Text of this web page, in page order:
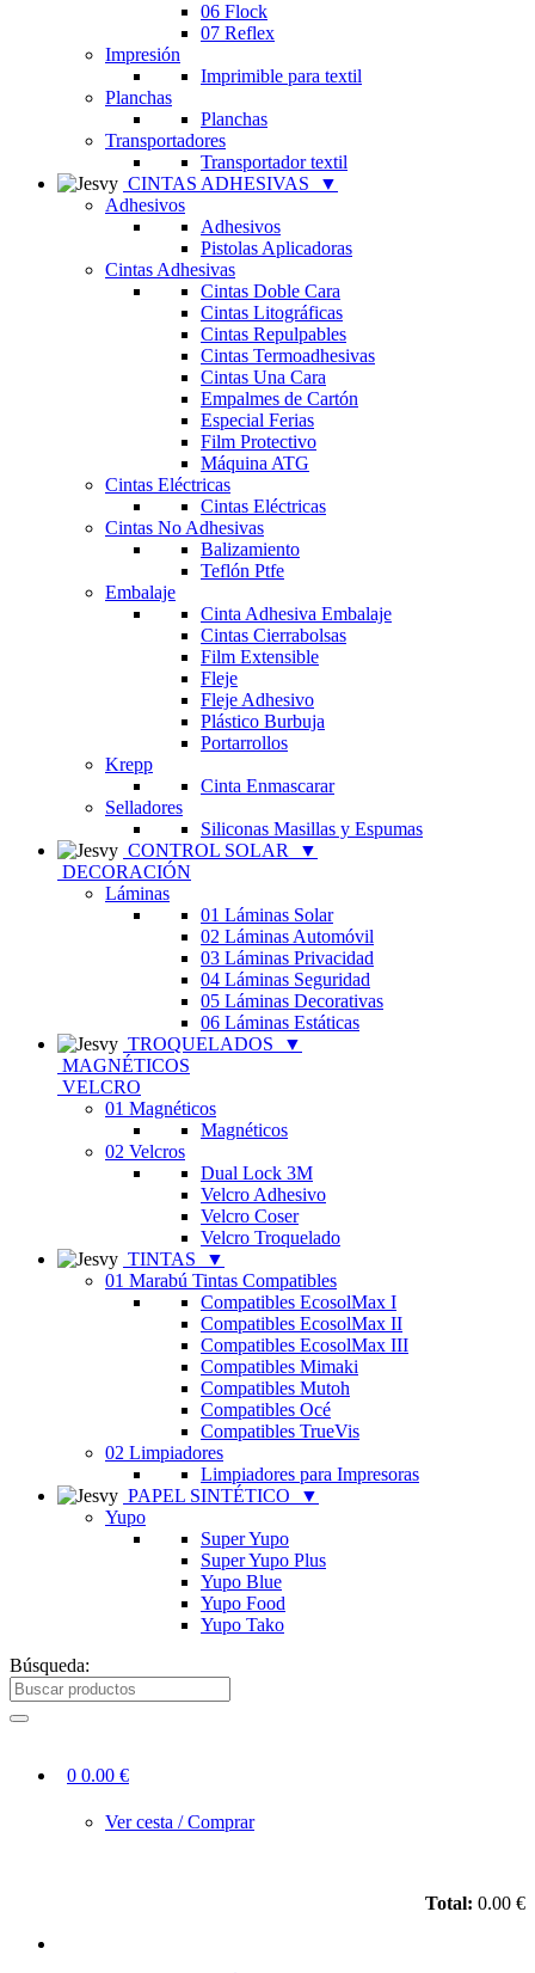
06 Flock
07 Reflex
Impresión
Imprimible para textil
Planchas
Planchas
Transportadores
Transportador textil
CINTAS ADHESIVAS
▼
Adhesivos
Adhesivos
Pistolas Aplicadoras
Cintas Adhesivas
Cintas Doble Cara
Cintas Litográficas
Cintas Repulpables
Cintas Termoadhesivas
Cintas Una Cara
Empalmes de Cartón
Especial Ferias
Film Protectivo
Máquina ATG
Cintas Eléctricas
Cintas Eléctricas
Cintas No Adhesivas
Balizamiento
Teflón Ptfe
Embalaje
Cinta Adhesiva Embalaje
Cintas Cierrabolsas
Film Extensible
Fleje
Fleje Adhesivo
Plástico Burbuja
Portarrollos
Krepp
Cinta Enmascarar
Selladores
Siliconas Masillas y Espumas
CONTROL SOLAR
▼
DECORACIÓN
Láminas
01 Láminas Solar
02 Láminas Automóvil
03 Láminas Privacidad
04 Láminas Seguridad
05 Láminas Decorativas
06 Láminas Estáticas
TROQUELADOS
▼
MAGNÉTICOS
VELCRO
01 Magnéticos
Magnéticos
02 Velcros
Dual Lock 3M
Velcro Adhesivo
Velcro Coser
Velcro Troquelado
TINTAS
▼
01 Marabú Tintas Compatibles
Compatibles EcosolMax I
Compatibles EcosolMax II
Compatibles EcosolMax III
Compatibles Mimaki
Compatibles Mutoh
Compatibles Océ
Compatibles TrueVis
02 Limpiadores
Limpiadores para Impresoras
PAPEL SINTÉTICO
▼
Yupo
Super Yupo
Super Yupo Plus
Yupo Blue
Yupo Food
Yupo Tako
Búsqueda:
0 0.00 €
Ver cesta / Comprar
Total: 0.00 €